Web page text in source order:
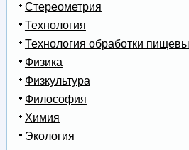
Стереометрия
Технология
Технология обработки
Физика
Физкультура
Философия
Химия
Экология